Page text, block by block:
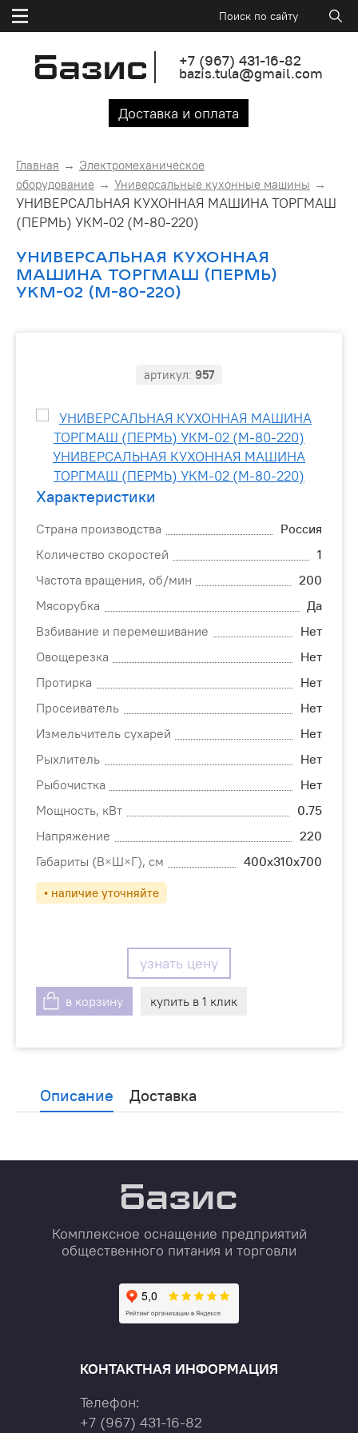
+7 (967) 431-16-82
bazis.tula@gmail.com
Доставка и оплата
Главная
Электромеханическое
оборудование
Универсальные кухонные машины
УНИВЕРСАЛЬНАЯ КУХОННАЯ МАШИНА ТОРГМАШ
(ПЕРМЬ) УКМ-02 (М-80-220)
УНИВЕРСАЛЬНАЯ КУХОННАЯ
МАШИНА ТОРГМАШ (ПЕРМЬ)
УКМ-02 (М-80-220)
артикул: 957
Характеристики
Страна производства
Россия
Количество скоростей
1
Частота вращения, об/мин
200
Мясорубка
Да
Взбивание и перемешивание
Нет
Овощерезка
Нет
Протирка
Нет
Просеиватель
Нет
Измельчитель сухарей
Нет
Рыхлитель
Нет
Рыбочистка
Нет
Мощность, кВт
0.75
Напряжение
220
Габариты (В×Ш×Г), см
400х310х700
• наличие уточняйте
узнать цену
в корзину купить в 1 клик
Описание Доставка
Комплексное оснащение предприятий
общественного питания и торговли
КОНТАКТНАЯ ИНФОРМАЦИЯ
Телефон:
+7 (967) 431-16-82